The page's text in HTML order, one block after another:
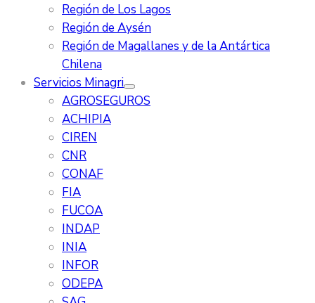
Región de Los Lagos
Región de Aysén
Región de Magallanes y de la Antártica
Chilena
Servicios Minagri
AGROSEGUROS
ACHIPIA
CIREN
CNR
CONAF
FIA
FUCOA
INDAP
INIA
INFOR
ODEPA